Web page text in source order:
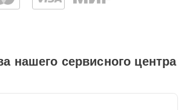
нашего сервисного центра